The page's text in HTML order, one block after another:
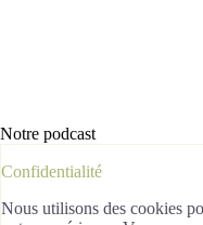
Notre podcast
Confidentialité
Nous utilisons des cookies